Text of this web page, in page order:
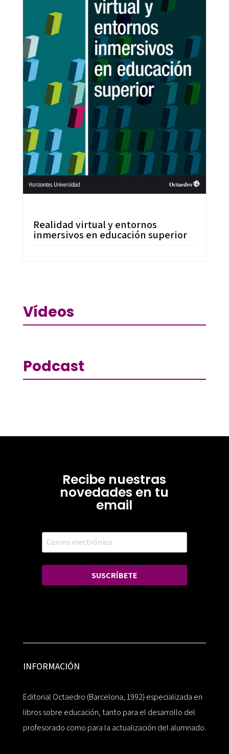
Realidad virtual y entornos
inmersivos en educación superior
Vídeos
Podcast
Recibe nuestras
novedades en tu
email
SUSCRÍBETE
INFORMACIÓN
Editorial Octaedro (Barcelona, 1992) especializada en
libros sobre educación, tanto para el desarrollo del
profesorado como para la actualización del alumnado.